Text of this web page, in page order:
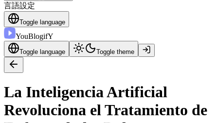
言語設定
Toggle language
YouBlogifY
Toggle language Toggle theme
La Inteligencia Artificial
Revoluciona el Tratamiento de